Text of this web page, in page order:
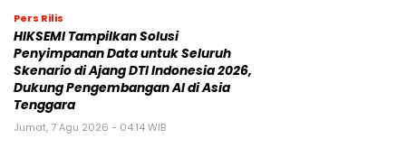
Pers Rilis
HIKSEMI Tampilkan Solusi
Penyimpanan Data untuk Seluruh
Skenario di Ajang DTI Indonesia 2026,
Dukung Pengembangan AI di Asia
Tenggara
Jumat, 7 Agu 2026 - 04:14 WIB